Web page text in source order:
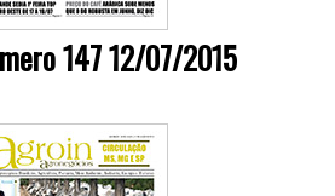
147 12/07/2015